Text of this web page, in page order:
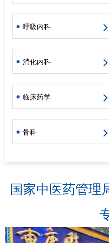
呼吸内科
消化内科
临床药学
骨科
国家中医药管理